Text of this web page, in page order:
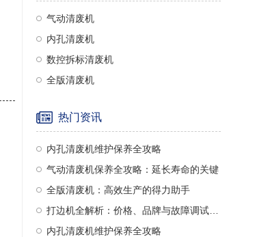
气动清废机
内孔清废机
数控拆标清废机
全版清废机
热门资讯
内孔清废机维护保养全攻略
气动清废机保养全攻略：延长寿命的关键
全版清废机：高效生产的得力助手
内孔清废机维护保养全攻略